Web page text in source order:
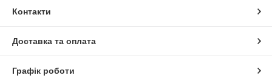
Контакти
Доставка та оплата
Графік роботи